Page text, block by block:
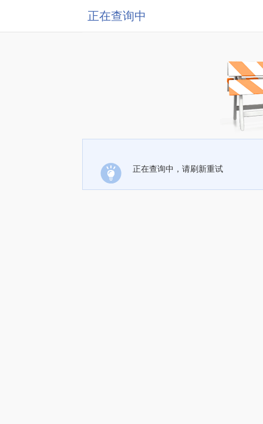
正在查询中
正在查询中，请刷新重试